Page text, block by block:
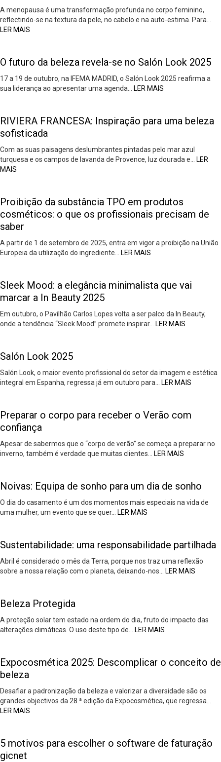
A menopausa é uma transformação profunda no corpo feminino,
reflectindo-se na textura da pele, no cabelo e na auto-estima. Para…
LER MAIS
O futuro da beleza revela-se no Salón Look 2025
17 a 19 de outubro, na IFEMA MADRID, o Salón Look 2025 reafirma a
sua liderança ao apresentar uma agenda…
LER MAIS
RIVIERA FRANCESA: Inspiração para uma beleza
sofisticada
Com as suas paisagens deslumbrantes pintadas pelo mar azul
turquesa e os campos de lavanda de Provence, luz dourada e…
LER
MAIS
Proibição da substância TPO em produtos
cosméticos: o que os profissionais precisam de
saber
A partir de 1 de setembro de 2025, entra em vigor a proibição na União
Europeia da utilização do ingrediente…
LER MAIS
Sleek Mood: a elegância minimalista que vai
marcar a In Beauty 2025
Em outubro, o Pavilhão Carlos Lopes volta a ser palco da In Beauty,
onde a tendência “Sleek Mood” promete inspirar…
LER MAIS
Salón Look 2025
Salón Look, o maior evento profissional do setor da imagem e estética
integral em Espanha, regressa já em outubro para…
LER MAIS
Preparar o corpo para receber o Verão com
confiança
Apesar de sabermos que o “corpo de verão” se começa a preparar no
inverno, também é verdade que muitas clientes…
LER MAIS
Noivas: Equipa de sonho para um dia de sonho
O dia do casamento é um dos momentos mais especiais na vida de
uma mulher, um evento que se quer…
LER MAIS
Sustentabilidade: uma responsabilidade partilhada
Abril é considerado o mês da Terra, porque nos traz uma reflexão
sobre a nossa relação com o planeta, deixando-nos…
LER MAIS
Beleza Protegida
A proteção solar tem estado na ordem do dia, fruto do impacto das
alterações climáticas. O uso deste tipo de…
LER MAIS
Expocosmética 2025: Descomplicar o conceito de
beleza
Desafiar a padronização da beleza e valorizar a diversidade são os
grandes objectivos da 28.ª edição da Expocosmética, que regressa…
LER MAIS
5 motivos para escolher o software de faturação
gicnet